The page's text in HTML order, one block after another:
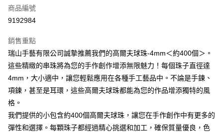
超商取貨付款
街口支付
悠遊付
運送方式
每筆NT$60，滿NT$1,500(含以上)免運費
商品編號
9192984
銷售重點
瑞山手藝有限公司誠摯推薦我們的高爾夫球珠-4mm＜約400個＞。
這些精緻的串珠將為您的手作創作增添無限魅力！每個珠子直徑達
4mm，大小適中，讓您輕鬆應用在各種手工藝品中。不論是手鍊、
項鍊，甚至是耳環，這些高爾夫球珠都能為您的作品增添獨特的風
格。
我們提供的小包含約400個高爾夫球珠，讓您在手作創作中有更多的
彈性和選擇。每顆珠子都經過精心挑選和加工，確保質量優良，色